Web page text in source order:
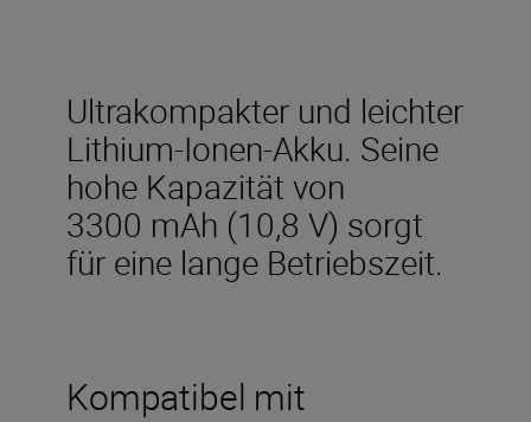
Ultrakompakter und leichter
Lithium-Ionen-Akku. Seine
hohe Kapazität von
3300 mAh (10,8 V) sorgt
für eine lange Betriebszeit.
Kompatibel mit